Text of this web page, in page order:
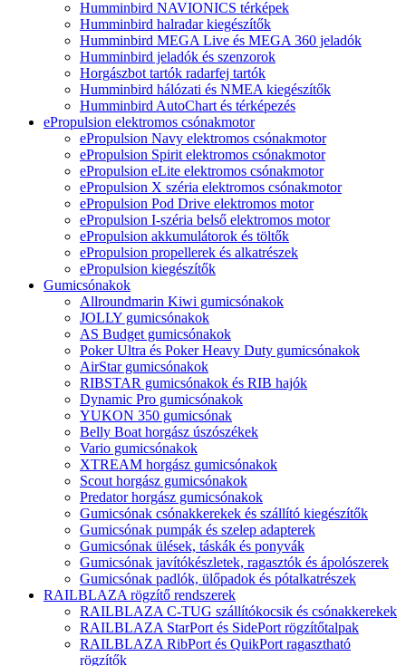
Humminbird NAVIONICS térképek
Humminbird halradar kiegészítők
Humminbird MEGA Live és MEGA 360 jeladók
Humminbird jeladók és szenzorok
Horgászbot tartók radarfej tartók
Humminbird hálózati és NMEA kiegészítők
Humminbird AutoChart és térképezés
ePropulsion elektromos csónakmotor
ePropulsion Navy elektromos csónakmotor
ePropulsion Spirit elektromos csónakmotor
ePropulsion eLite elektromos csónakmotor
ePropulsion X széria elektromos csónakmotor
ePropulsion Pod Drive elektromos motor
ePropulsion I-széria belső elektromos motor
ePropulsion akkumulátorok és töltők
ePropulsion propellerek és alkatrészek
ePropulsion kiegészítők
Gumicsónakok
Allroundmarin Kiwi gumicsónakok
JOLLY gumicsónakok
AS Budget gumicsónakok
Poker Ultra és Poker Heavy Duty gumicsónakok
AirStar gumicsónakok
RIBSTAR gumicsónakok és RIB hajók
Dynamic Pro gumicsónakok
YUKON 350 gumicsónak
Belly Boat horgász úszószékek
Vario gumicsónakok
XTREAM horgász gumicsónakok
Scout horgász gumicsónakok
Predator horgász gumicsónakok
Gumicsónak csónakkerekek és szállító kiegészítők
Gumicsónak pumpák és szelep adapterek
Gumicsónak ülések, táskák és ponyvák
Gumicsónak javítókészletek, ragasztók és ápolószerek
Gumicsónak padlók, ülőpadok és pótalkatrészek
RAILBLAZA rögzítő rendszerek
RAILBLAZA C-TUG szállítókocsik és csónakkerekek
RAILBLAZA StarPort és SidePort rögzítőtalpak
RAILBLAZA RibPort és QuikPort ragasztható
rögzítők